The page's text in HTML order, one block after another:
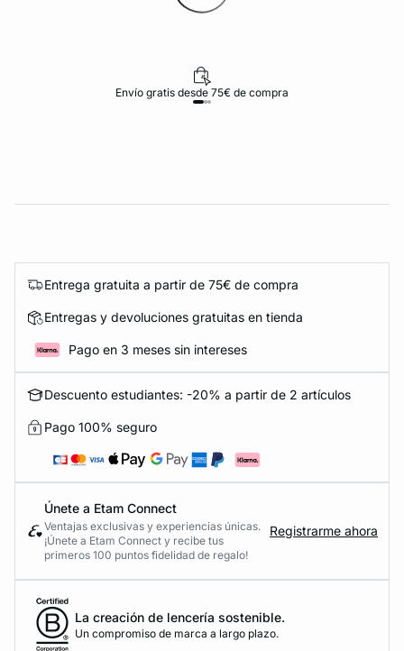
Envío gratis desde 75€ de compra
Entrega gratuita a partir de 75€ de compra
Entregas y devoluciones gratuitas en tienda
Pago en 3 meses sin intereses
Descuento estudiantes: -20% a partir de 2 artículos
Pago 100% seguro
Únete a Etam Connect
Ventajas exclusivas y experiencias únicas.
¡Únete a Etam Connect y recibe tus
primeros 100 puntos fidelidad de regalo!
Registrarme ahora
La creación de lencería sostenible.
Un compromiso de marca a largo plazo.